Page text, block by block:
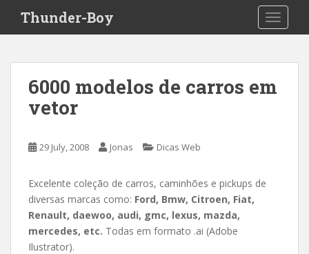
i
Thunder-Boy
6000 modelos de carros em
vetor
29 July, 2008 Jonas Dicas Web
Excelente coleção de carros, caminhões e pickups de
diversas marcas como: Ford, Bmw, Citroen, Fiat,
Renault, daewoo, audi, gmc, lexus, mazda,
mercedes, etc. Todas em formato .ai (Adobe
Ilustrator).